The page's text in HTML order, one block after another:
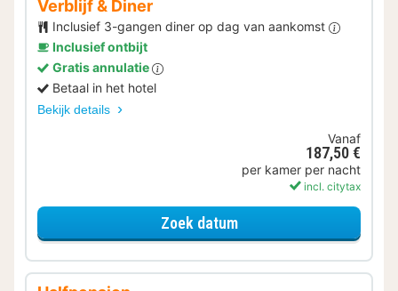
Verblijf & Diner
Inclusief 3-gangen diner op dag van aankomst
Inclusief ontbijt
Gratis annulatie
Betaal in het hotel
Bekijk details
Vanaf
187,50 €
per kamer per nacht
incl. citytax
Zoek datumvoor Verblijf & Diner